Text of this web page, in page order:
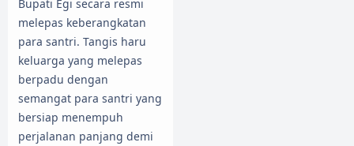
Bupati Egi secara resmi
melepas keberangkatan
para santri. Tangis haru
keluarga yang melepas
berpadu dengan
semangat para santri yang
bersiap menempuh
perjalanan panjang demi